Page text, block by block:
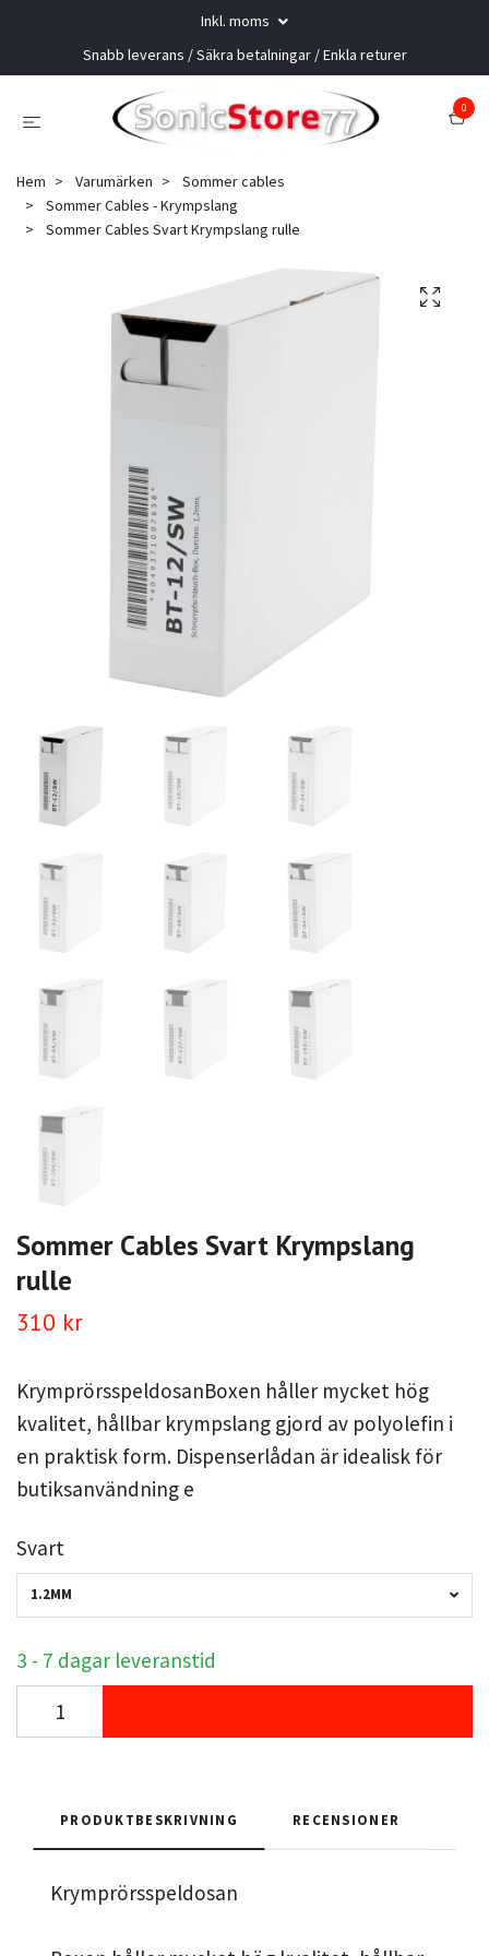
Inkl. moms
Snabb leverans / Säkra betalningar / Enkla returer
0
Hem Varumärken
Sommer cables
Sommer Cables - Krympslang
Sommer Cables Svart Krympslang rulle
Sommer Cables Svart Krympslang
rulle
310 kr
KrymprörsspeldosanBoxen håller mycket hög
kvalitet, hållbar krympslang gjord av polyolefin i
en praktisk form. Dispenserlådan är idealisk för
butiksanvändning e
Svart
1.2MM
3 - 7 dagar leveranstid
PRODUKTBESKRIVNING RECENSIONER
Krymprörsspeldosan